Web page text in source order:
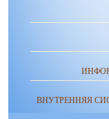
ВНУТРЕННЯЯ